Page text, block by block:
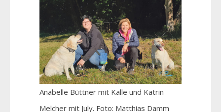
Anabelle Büttner mit Kalle und Katrin
Melcher mit July. Foto: Matthias Damm